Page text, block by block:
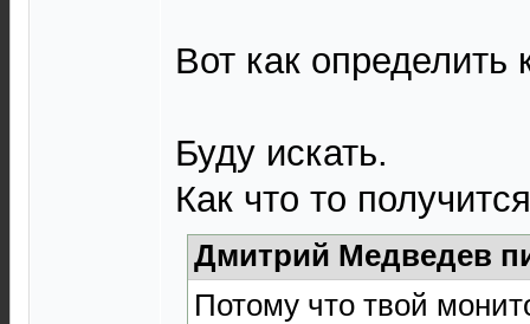
Вот как определить
Буду искать.
Как что то
Дмитрий Медведев
Потому что твой